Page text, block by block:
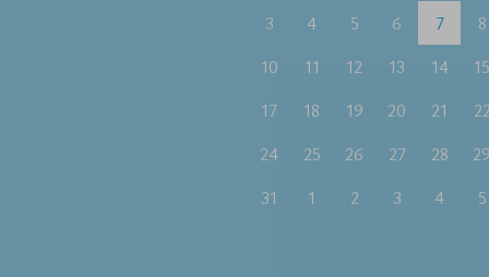
3
4 5 6 7 8
10
11 12 13 14 15
17
18 19 20 21 22
24
25 26 27 28 29
31
1 2 3 4 5